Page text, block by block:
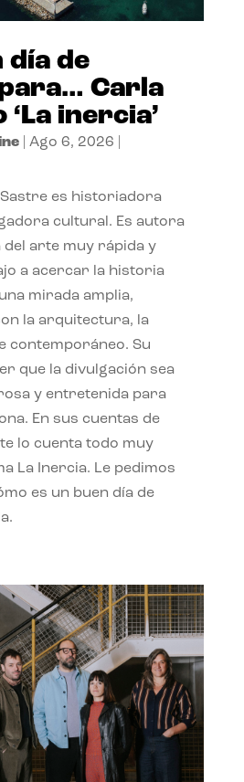
día de
Carla
inercia’
| Ago 6, 2026
es historiadora
cultural. Es autora
del arte muy rápida y
a acercar la historia
mirada amplia,
la arquitectura, la
contemporáneo. Su
que la divulgación sea
y entretenida para
En sus cuentas de
lo cuenta todo muy
La Inercia. Le pedimos
es un buen día de